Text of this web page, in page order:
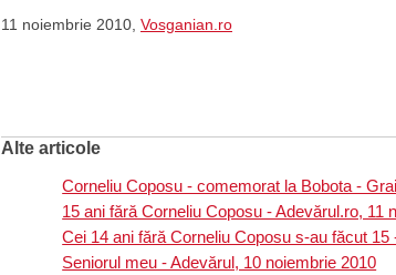
11 noiembrie 2010, Vosganian.ro
Alte articole
Corneliu Coposu - comemorat la Bobota -
15 ani fără Corneliu Coposu - Adevărul.ro, 11
Cei 14 ani fără Corneliu Coposu s-au făcut
Seniorul meu - Adevărul, 10 noiembrie 2010